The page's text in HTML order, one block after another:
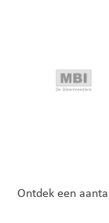
Ontdek een